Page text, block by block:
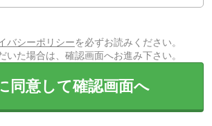
バシーポリシーを必ずお読みください。
いた場合は、確認画面へお進み下さい。
同意して確認画面へ